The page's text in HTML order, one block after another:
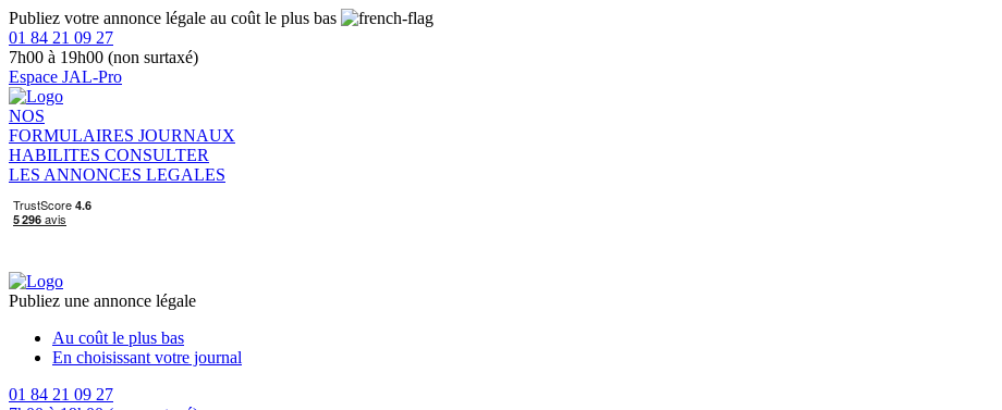
Publiez votre annonce légale au coût le plus bas
01 84 21 09 27
7h00 à 19h00 (non surtaxé)
Espace JAL-Pro
NOS
FORMULAIRES JOURNAUX
HABILITES CONSULTER
LES ANNONCES LEGALES
Publiez une annonce légale
Au coût le plus bas
En choisissant votre journal
01 84 21 09 27